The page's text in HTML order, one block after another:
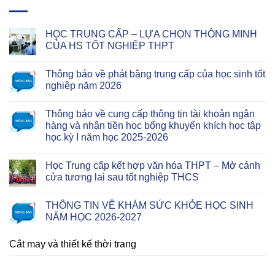
HỌC TRUNG CẤP – LỰA CHỌN THÔNG MINH
CỦA HS TỐT NGHIỆP THPT
Thông báo về phát bằng trung cấp của học sinh tốt
nghiệp năm 2026
Thông báo về cung cấp thông tin tài khoản ngân
hàng và nhận tiền học bổng khuyến khích học tập
học kỳ I năm học 2025-2026
Học Trung cấp kết hợp văn hóa THPT – Mở cánh
cửa tương lai sau tốt nghiệp THCS
THÔNG TIN VỀ KHÁM SỨC KHỎE HỌC SINH
NĂM HỌC 2026-2027
Cắt may và thiết kế thời trang